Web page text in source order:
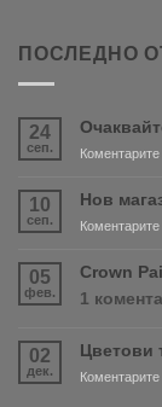
ПОСЛЕДНО
24
сеп.
10
сеп.
Нов
05
фев.
Crown
1
02
дек.
Цветови